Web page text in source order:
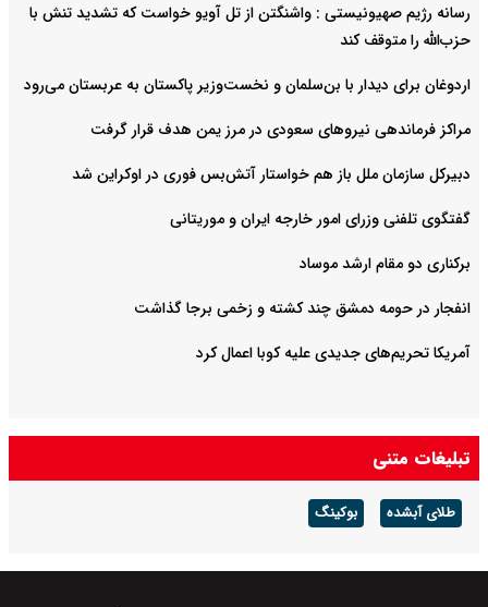
رسانه رژیم صهیونیستی : واشنگتن از تل آویو خواست که تشدید تنش با
حزب‌الله را متوقف کند
اردوغان برای دیدار با بن‌سلمان و نخست‌وزیر پاکستان به عربستان می‌رود
مراکز فرماندهی نیروهای سعودی در مرز یمن هدف قرار گرفت
دبیرکل سازمان ملل باز هم خواستار آتش‌بس فوری در اوکراین شد
گفتگوی تلفنی وزرای امور خارجه ایران و موریتانی
برکناری دو مقام ارشد موساد
انفجار در حومه دمشق چند کشته و زخمی برجا گذاشت
آمریکا تحریم‌های جدیدی علیه کوبا اعمال کرد
تبلیغات متنی
طلای آبشده بوکینگ